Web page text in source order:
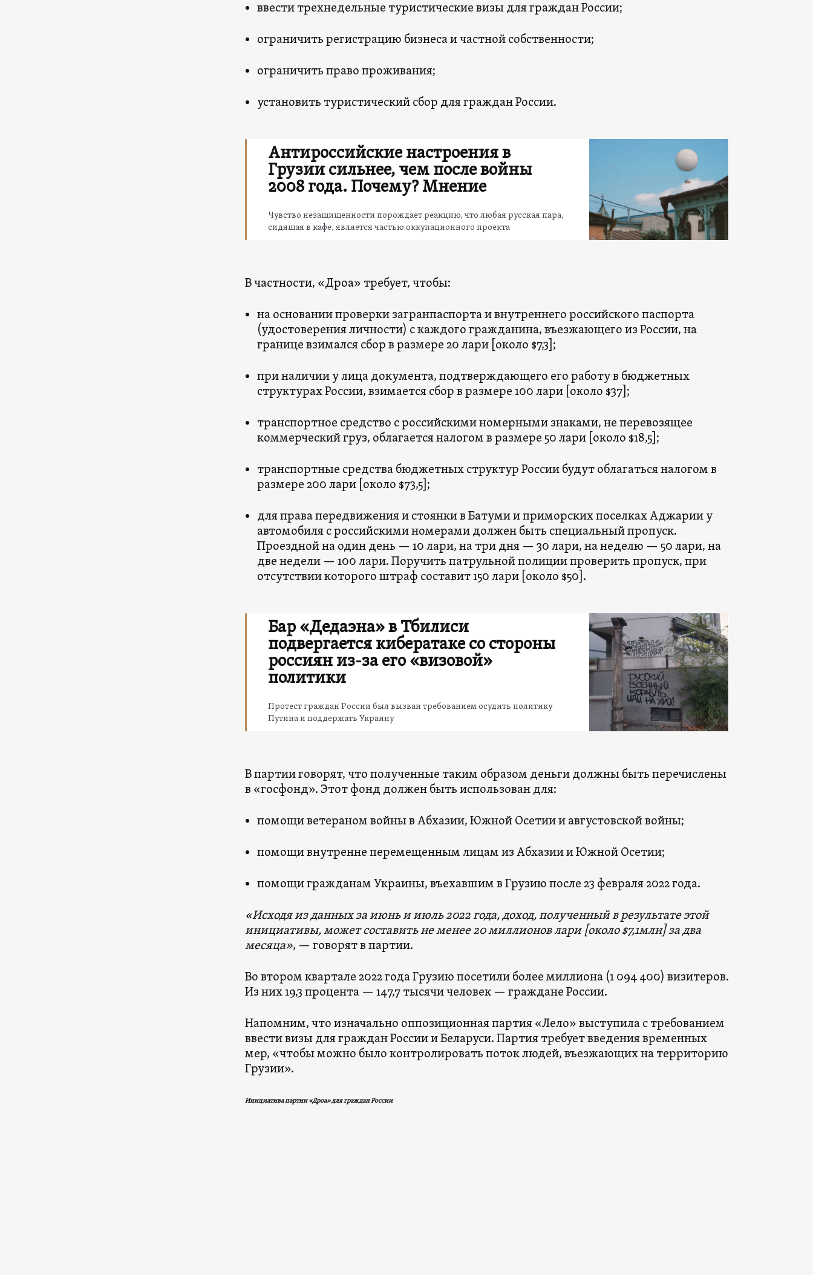
ввести трехнедельные туристические визы для граждан России;
ограничить регистрацию бизнеса и частной собственности;
ограничить право проживания;
установить туристический сбор для граждан России.
Антироссийские настроения в
Грузии сильнее, чем после войны
2008 года. Почему? Мнение
Чувство незащищенности порождает реакцию, что любая русская пара,
сидящая в кафе, является частью оккупационного проекта
В частности, «Дроа» требует, чтобы:
на основании проверки загранпаспорта и внутреннего российского паспорта
(удостоверения личности) с каждого гражданина, въезжающего из России, на
границе взимался сбор в размере 20 лари [около $7,3];
при наличии у лица документа, подтверждающего его работу в бюджетных
структурах России, взимается сбор в размере 100 лари [около $37];
транспортное средство с российскими номерными знаками, не перевозящее
коммерческий груз, облагается налогом в размере 50 лари [около $18,5];
транспортные средства бюджетных структур России будут облагаться налогом в
размере 200 лари [около $73,5];
для права передвижения и стоянки в Батуми и приморских поселках Аджарии у
автомобиля с российскими номерами должен быть специальный пропуск.
Проездной на один день — 10 лари, на три дня — 30 лари, на неделю — 50 лари, на
две недели — 100 лари. Поручить патрульной полиции проверить пропуск, при
отсутствии которого штраф составит 150 лари [около $50].
Бар «Дедаэна» в Тбилиси
подвергается кибератаке со стороны
россиян из-за его «визовой»
политики
Протест граждан России был вызван требованием осудить политику
Путина и поддержать Украину
В партии говорят, что полученные таким образом деньги должны быть перечислены
в «госфонд». Этот фонд должен быть использован для:
помощи ветераном войны в Абхазии, Южной Осетии и августовской войны;
помощи внутренне перемещенным лицам из Абхазии и Южной Осетии;
помощи гражданам Украины, въехавшим в Грузию после 23 февраля 2022 года.
«Исходя из данных за июнь и июль 2022 года, доход, полученный в результате этой
инициативы, может составить не менее 20 миллионов лари [около $7,1млн] за два
месяца», — говорят в партии.
Во втором квартале 2022 года Грузию посетили более миллиона (1 094 400) визитеров.
Из них 19,3 процента — 147,7 тысячи человек — граждане России.
Напомним, что изначально оппозиционная партия «Лело» выступила с требованием
ввести визы для граждан России и Беларуси. Партия требует введения временных
мер, «чтобы можно было контролировать поток людей, въезжающих на территорию
Грузии».
Инициатива партии «Дроа» для граждан России